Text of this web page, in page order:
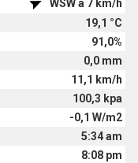
WSW à 7 km/h
19,1 °C
91,0%
0,0 mm
11,1 km/h
100,3 kpa
-0,1 W/m2
5:34 am
8:08 pm